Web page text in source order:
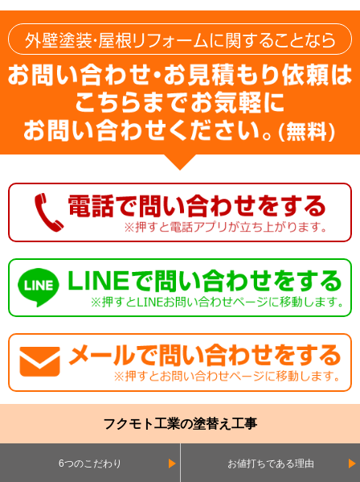
フクモト工業の塗替え工事
6つのこだわり お値打ちである理由